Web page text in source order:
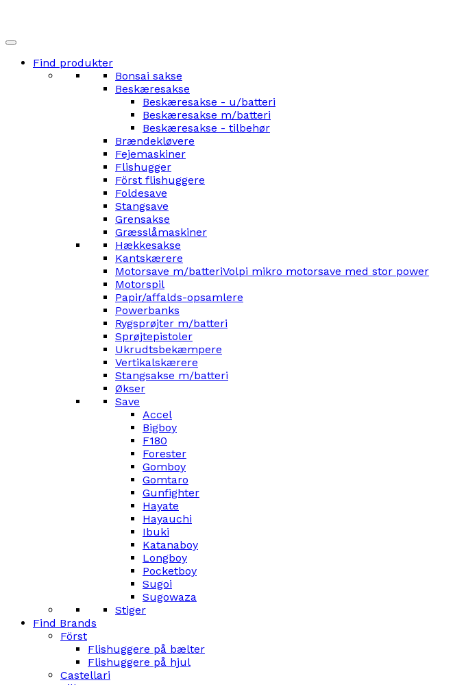
Find produkter
Bonsai sakse
Beskæresakse
Beskæresakse - u/batteri
Beskæresakse m/batteri
Beskæresakse - tilbehør
Brændekløvere
Fejemaskiner
Flishugger
Först flishuggere
Foldesave
Stangsave
Grensakse
Græsslåmaskiner
Hækkesakse
Kantskærere
Motorsave m/batteriVolpi mikro motorsave med stor power
Motorspil
Papir/affalds-opsamlere
Powerbanks
Rygsprøjter m/batteri
Sprøjtepistoler
Ukrudtsbekæmpere
Vertikalskærere
Stangsakse m/batteri
Økser
Save
Accel
Bigboy
F180
Forester
Gomboy
Gomtaro
Gunfighter
Hayate
Hayauchi
Ibuki
Katanaboy
Longboy
Pocketboy
Sugoi
Sugowaza
Stiger
Find Brands
Först
Flishuggere på bælter
Flishuggere på hjul
Castellari